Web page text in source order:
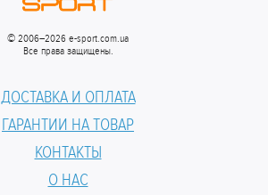
© 2006–2026 e-sport.com.ua
Все права защищены.
ДОСТАВКА И ОПЛАТА
ГАРАНТИИ НА ТОВАР
КОНТАКТЫ
О НАС